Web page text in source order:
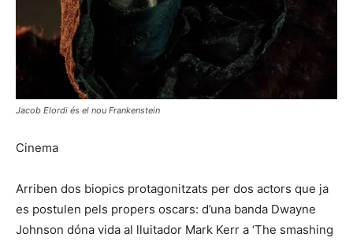
Jacob Elordi és el nou Frankenstein
Cinema
Arriben dos biopics protagonitzats per dos actors que ja
es postulen pels propers oscars: d’una banda Dwayne
Johnson dóna vida al lluitador Mark Kerr a ‘The smashing